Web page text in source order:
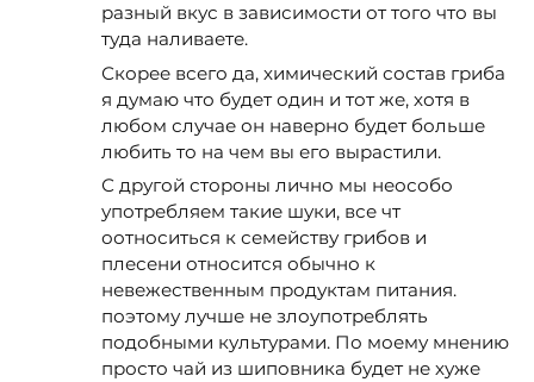
разный вкус в зависимости от того что вы
туда наливаете.
Скорее всего да, химический состав гриба
я думаю что будет один и тот же, хотя в
любом случае он наверно будет больше
любить то на чем вы его вырастили.
С другой стороны лично мы неособо
употребляем такие шуки, все чт
оотноситься к семейству грибов и
плесени относится обычно к
невежественным продуктам питания.
поэтому лучше не злоупотреблять
подобными культурами. По моему мнению
просто чай из шиповника будет не хуже